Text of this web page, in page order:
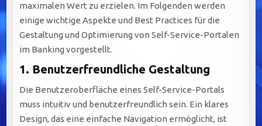
maximalen Wert zu erzielen. Im Folgenden werden
einige wichtige Aspekte und Best Practices für die
Gestaltung und Optimierung von Self-Service-Portalen
im Banking vorgestellt.
1. Benutzerfreundliche Gestaltung
Die Benutzeroberfläche eines Self-Service-Portals
muss intuitiv und benutzerfreundlich sein. Ein klares
Design, das eine einfache Navigation ermöglicht, ist